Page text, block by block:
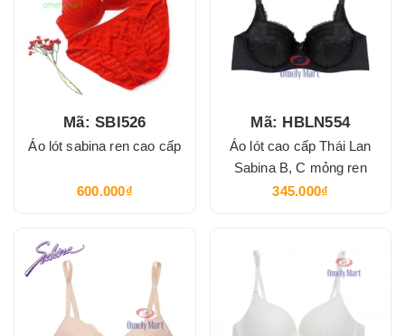
Mã: SBI526
Áo lót sabina ren cao cấp
600.000₫
Mã: HBLN554
Áo lót cao cấp Thái Lan
Sabina B, C mỏng ren
345.000₫